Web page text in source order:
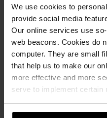
We use cookies to
provide social media
Our online services use
web beacons. Cookies do
computer. They are small
that help us to make our
more effective and more
serve to implement certain
Выбор
материала влияет
течение долгого
Новые
ассортименте
Penter
Со двора в дом
Преимущества
возможные